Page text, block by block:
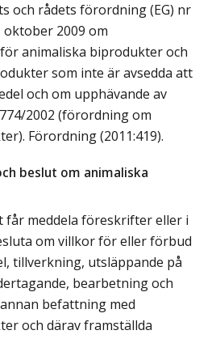
och rådets förordning (EG) nr
oktober 2009 om
animaliska biprodukter och
som inte är avsedda att
och om upphävande av
2002 (förordning om
Förordning (2011:419).
beslut om animaliska
får meddela föreskrifter eller i
om villkor för eller förbud
tillverkning, utsläppande på
bearbetning och
befattning med
och därav framställda